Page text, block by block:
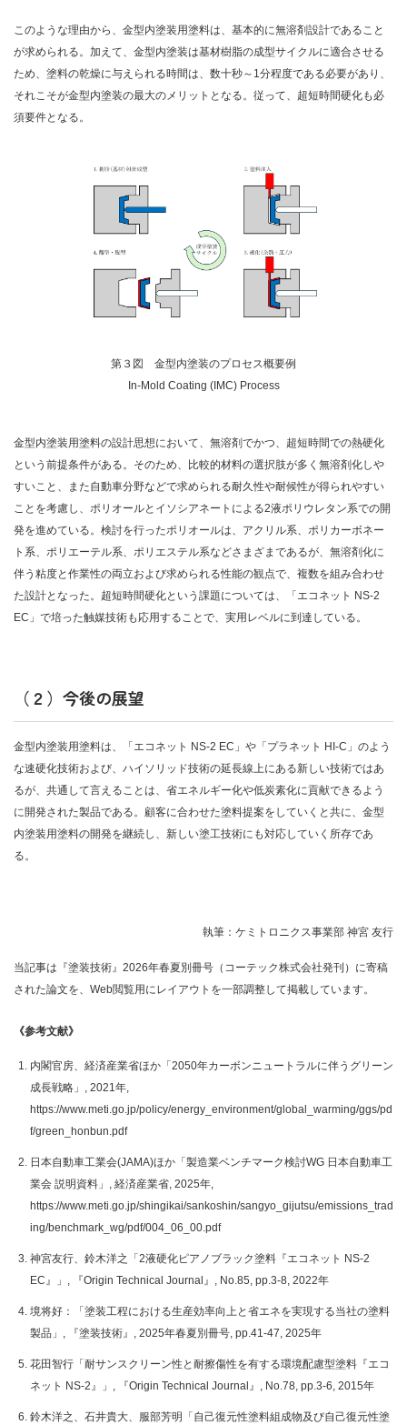
このような理由から、金型内塗装用塗料は、基本的に無溶剤設計であること
が求められる。加えて、金型内塗装は基材樹脂の成型サイクルに適合させる
ため、塗料の乾燥に与えられる時間は、数十秒～1分程度である必要があり、
それこそが金型内塗装の最大のメリットとなる。従って、超短時間硬化も必
須要件となる。
第３図 金型内塗装のプロセス概要例
In-Mold Coating (IMC) Process
金型内塗装用塗料の設計思想において、無溶剤でかつ、超短時間での熱硬化
という前提条件がある。そのため、比較的材料の選択肢が多く無溶剤化しや
すいこと、また自動車分野などで求められる耐久性や耐候性が得られやすい
ことを考慮し、ポリオールとイソシアネートによる2液ポリウレタン系での開
発を進めている。検討を行ったポリオールは、アクリル系、ポリカーボネー
ト系、ポリエーテル系、ポリエステル系などさまざまであるが、無溶剤化に
伴う粘度と作業性の両立および求められる性能の観点で、複数を組み合わせ
た設計となった。超短時間硬化という課題については、「エコネット NS-2
EC」で培った触媒技術も応用することで、実用レベルに到達している。
（２）今後の展望
金型内塗装用塗料は、「エコネット NS-2 EC」や「プラネット HI-C」のよう
な速硬化技術および、ハイソリッド技術の延長線上にある新しい技術ではあ
るが、共通して言えることは、省エネルギー化や低炭素化に貢献できるよう
に開発された製品である。顧客に合わせた塗料提案をしていくと共に、金型
内塗装用塗料の開発を継続し、新しい塗工技術にも対応していく所存であ
る。
執筆：ケミトロニクス事業部 神宮 友行
当記事は『塗装技術』2026年春夏別冊号（コーテック株式会社発刊）に寄稿
された論文を、Web閲覧用にレイアウトを一部調整して掲載しています。
《参考文献》
内閣官房、経済産業省ほか「2050年カーボンニュートラルに伴うグリーン
成長戦略」, 2021年,
https://www.meti.go.jp/policy/energy_environment/global_warming/ggs/pd
f/green_honbun.pdf
日本自動車工業会(JAMA)ほか「製造業ベンチマーク検討WG 日本自動車工
業会 説明資料」, 経済産業省, 2025年,
https://www.meti.go.jp/shingikai/sankoshin/sangyo_gijutsu/emissions_trad
ing/benchmark_wg/pdf/004_06_00.pdf
神宮友行、鈴木洋之「2液硬化ピアノブラック塗料『エコネット NS-2
EC』」, 『Origin Technical Journal』, No.85, pp.3-8, 2022年
境将好：「塗装工程における生産効率向上と省エネを実現する当社の塗料
製品」, 『塗装技術』, 2025年春夏別冊号, pp.41-47, 2025年
花田智行「耐サンスクリーン性と耐擦傷性を有する環境配慮型塗料『エコ
ネット NS-2』」, 『Origin Technical Journal』, No.78, pp.3-6, 2015年
鈴木洋之、石井貴大、服部芳明「自己復元性塗料組成物及び自己復元性塗